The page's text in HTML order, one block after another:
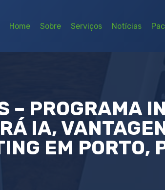
Home Sobre Serviços Notícias
– PROGRAMA
IA,
EM PORTO,